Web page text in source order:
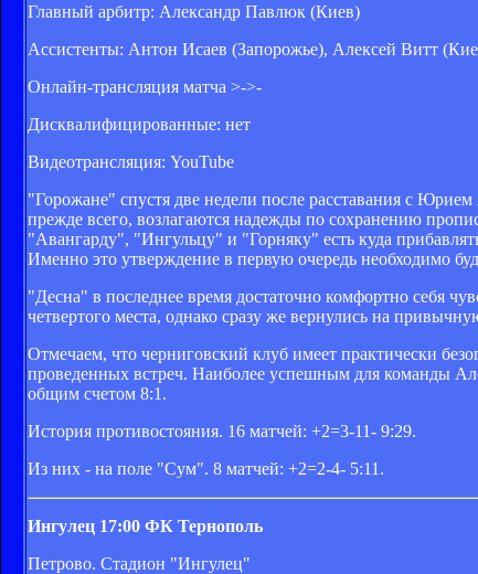
Главный арбитр: Александр Павлюк (Киев)
Ассистенты: Антон Исаев (Запорожье), Алексей Витт
Онлайн-трансляция матча >->-
Дисквалифицированные: нет
Видеотрансляция: YouTube
"Горожане" спустя две недели после расставания с
прежде всего, возлагаются надежды по сохранению
"Авангарду", "Ингульцу" и "Горняку" есть куда
Именно это утверждение в первую очередь необходимо
"Десна" в последнее время достаточно комфортно себя
четвертого места, однако сразу же вернулись на
Отмечаем, что черниговский клуб имеет практически
проведенных встреч. Наиболее успешным для команды
общим счетом 8:1.
История противостояния. 16 матчей: +2=3-11- 9:29.
Из них - на поле "Сум". 8 матчей: +2=2-4- 5:11.
Ингулец 17:00 ФК Тернополь
Петрово. Стадион "Ингулец"